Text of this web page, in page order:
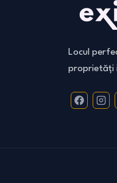
Locul
proprietăți